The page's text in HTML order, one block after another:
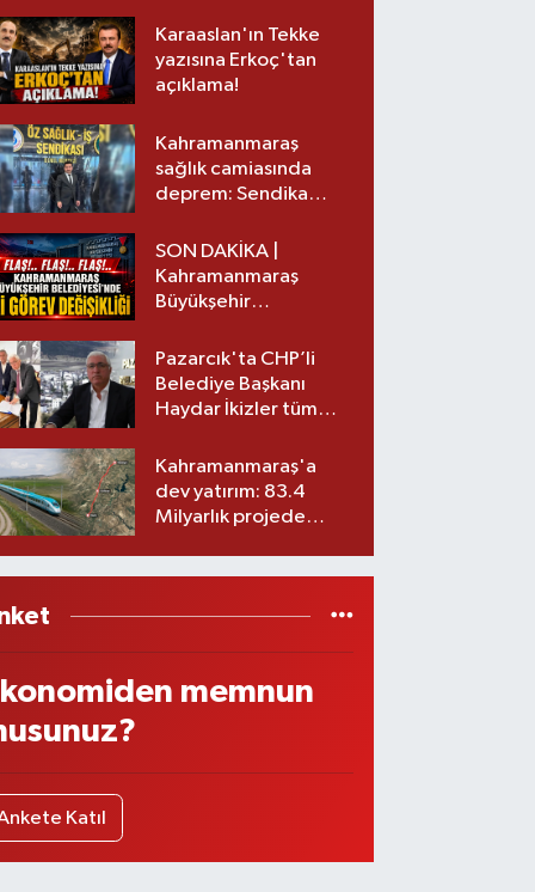
üst lige iki transfer!
Karaaslan'ın Tekke
yazısına Erkoç'tan
açıklama!
Kahramanmaraş
sağlık camiasında
deprem: Sendika
SON DAKİKA |
Kahramanmaraş
Büyükşehir
görev değişikliği!
Pazarcık'ta CHP’li
Belediye Başkanı
Haydar İkizler tüm
yeni partisi
Kahramanmaraş'a
dev yatırım: 83.4
Milyarlık projede
memnun
Katıl